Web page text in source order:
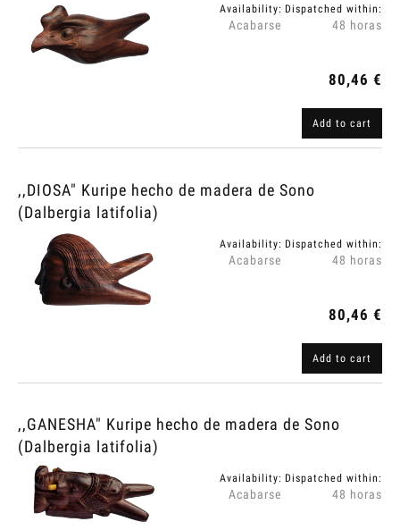
Availability:
Acabarse
Dispatched within:
48 horas
80,46 €
Add to cart
,,DIOSA" Kuripe hecho de madera de Sono
(Dalbergia latifolia)
Availability:
Acabarse
Dispatched within:
48 horas
80,46 €
Add to cart
,,GANESHA" Kuripe hecho de madera de Sono
(Dalbergia latifolia)
Availability:
Acabarse
Dispatched within:
48 horas